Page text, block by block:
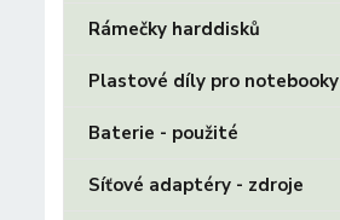
Rámečky harddisků
Plastové díly pro notebooky
Baterie - použité
Síťové adaptéry - zdroje